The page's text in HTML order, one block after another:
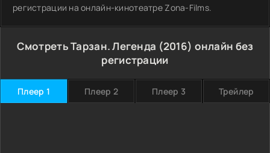
регистрации на онлайн-кинотеатре Zona-Films.
Смотреть Тарзан. Легенда (2016) онлайн без
регистрации
Плеер 1 Плеер 2 Плеер 3 Трейлер